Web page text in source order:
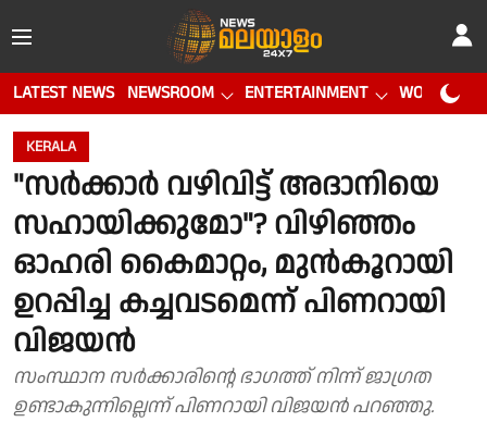
LATEST NEWS NEWSROOM ENTERTAINMENT WORLD CUP
KERALA
"സർക്കാർ വഴിവിട്ട് അദാനിയെ
സഹായിക്കുമോ"? വിഴിഞ്ഞം
ഓഹരി കൈമാറ്റം, മുൻകൂറായി
ഉറപ്പിച്ച കച്ചവടമെന്ന് പിണറായി
വിജയൻ
സംസ്ഥാന സർക്കാരിൻ്റെ ഭാഗത്ത് നിന്ന് ജാഗ്രത
ഉണ്ടാകുന്നില്ലെന്ന് പിണറായി വിജയൻ പറഞ്ഞു.